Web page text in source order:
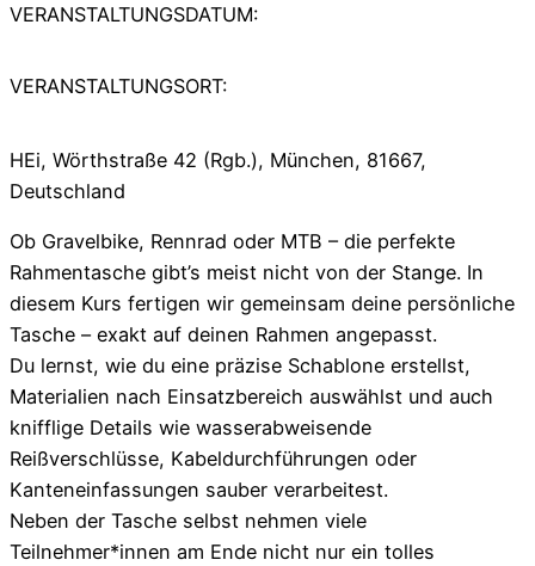
VERANSTALTUNGSDATUM:
VERANSTALTUNGSORT:
HEi, Wörthstraße 42 (Rgb.), München, 81667,
Deutschland
Ob Gravelbike, Rennrad oder MTB – die perfekte
Rahmentasche gibt’s meist nicht von der Stange. In
diesem Kurs fertigen wir gemeinsam deine persönliche
Tasche – exakt auf deinen Rahmen angepasst.
Du lernst, wie du eine präzise Schablone erstellst,
Materialien nach Einsatzbereich auswählst und auch
knifflige Details wie wasserabweisende
Reißverschlüsse, Kabeldurchführungen oder
Kanteneinfassungen sauber verarbeitest.
Neben der Tasche selbst nehmen viele
Teilnehmer*innen am Ende nicht nur ein tolles